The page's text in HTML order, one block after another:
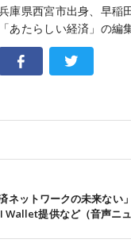
庫県西宮市出身、早稲
「あたらしい経済」の編
ネットワークの未来ない
Wallet提供など（音声ニュ